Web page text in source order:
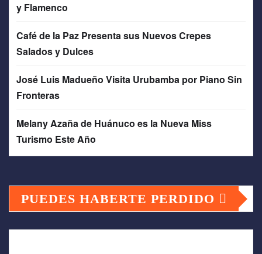
y Flamenco
Café de la Paz Presenta sus Nuevos Crepes
Salados y Dulces
José Luis Madueño Visita Urubamba por Piano Sin
Fronteras
Melany Azaña de Huánuco es la Nueva Miss
Turismo Este Año
PUEDES HABERTE PERDIDO